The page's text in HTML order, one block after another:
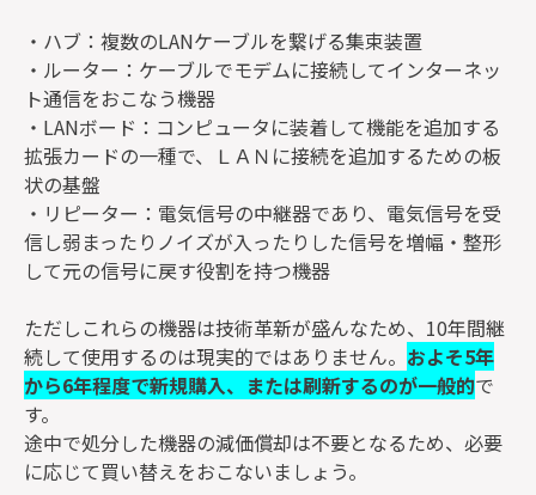
・ハブ：複数のLANケーブルを繋げる集束装置
・ルーター：ケーブルでモデムに接続してインターネッ
ト通信をおこなう機器
・LANボード：コンピュータに装着して機能を追加する
拡張カードの一種で、ＬＡＮに接続を追加するための板
状の基盤
・リピーター：電気信号の中継器であり、電気信号を受
信し弱まったりノイズが入ったりした信号を増幅・整形
して元の信号に戻す役割を持つ機器
ただしこれらの機器は技術革新が盛んなため、10年間継
続して使用するのは現実的ではありません。 およそ5年
から6年程度で新規購入、または刷新するのが一般的で
す。
途中で処分した機器の減価償却は不要となるため、必要
に応じて買い替えをおこないましょう。